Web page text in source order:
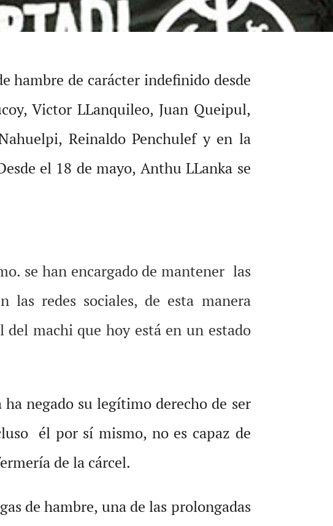
hambre de carácter indefinido desde
Victor LLanquileo, Juan Queipul,
Reinaldo Penchulef y en la
el 18 de mayo, Anthu LLanka se
se han encargado de mantener las
las redes sociales, de esta manera
machi que hoy está en un estado
negado su legítimo derecho de ser
él por sí mismo, no es capaz de
de la cárcel.
de hambre, una de las prolongadas